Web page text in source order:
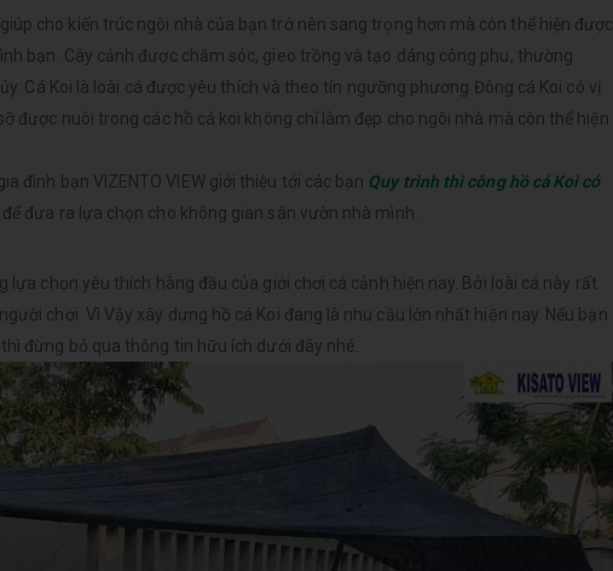
cho kiến trúc ngôi nhà của bạn trở nên sang trọng hơn mà còn thể hiện được
bạn. Cây cảnh được chăm sóc, gieo trồng và tạo dáng công phu, thường
Cá Koi là loài cá được yêu thích và theo tín ngưỡng phương Đông cá Koi có vị
được nuôi trong các hồ cá koi không chỉ làm đẹp cho ngôi nhà mà còn thể hiện
đình bạn VIZENTO VIEW giới thiệu tới các bạn Quy trình thi công hồ cá Koi có
đưa ra lựa chọn cho không gian sân vườn nhà mình.
chọn yêu thích hàng đầu của giới chơi cá cảnh hiện nay. Bởi loài cá này rất
chơi. Vì Vậy xây dựng hồ cá Koi đang là nhu cầu lớn nhất hiện nay. Nếu bạn
đừng bỏ qua thông tin hữu ích dưới đây nhé.